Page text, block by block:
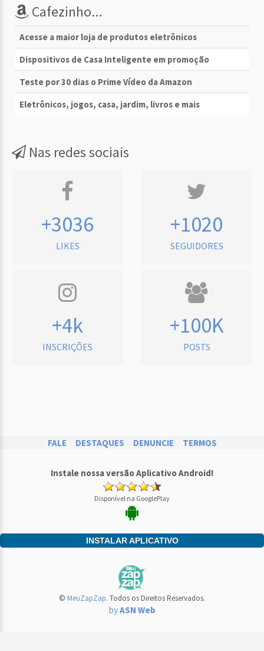
Cafezinho...
Acesse a maior loja de produtos eletrônicos
Dispositivos de Casa Inteligente em promoção
Teste por 30 dias o Prime Vídeo da Amazon
Eletrônicos, jogos, casa, jardim, livros e mais
Nas redes sociais
+3036
LIKES
+1020
SEGUIDORES
+4k
INSCRIÇÕES
+100K
POSTS
FALE DESTAQUES DENUNCIE TERMOS
Instale nossa versão Aplicativo Android!
Disponível na GooglePlay
INSTALAR APLICATIVO
© MeuZapZap. Todos os Direitos Reservados.
byASN Web